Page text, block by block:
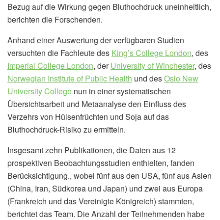
Bezug auf die Wirkung gegen Bluthochdruck uneinheitlich,
berichten die Forschenden.
Anhand einer Auswertung der verfügbaren Studien
versuchten die Fachleute des King’s College London, des
Imperial College London, derUniversity of Winchester, des
Norwegian Institute of Public Health und desOslo New
University College nun in einer systematischen
Übersichtsarbeit und Metaanalyse den Einfluss des
Verzehrs von Hülsenfrüchten und Soja auf das
Bluthochdruck-Risiko zu ermitteln.
Insgesamt zehn Publikationen, die Daten aus 12
prospektiven Beobachtungsstudien enthielten, fanden
Berücksichtigung., wobei fünf aus den USA, fünf aus Asien
(China, Iran, Südkorea und Japan) und zwei aus Europa
(Frankreich und das Vereinigte Königreich) stammten,
berichtet das Team. Die Anzahl der Teilnehmenden habe